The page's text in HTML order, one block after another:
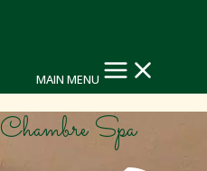
MAIN MENU
Chambre Spa